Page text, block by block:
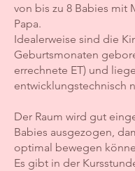
von bis zu 8 Babies mit
Papa.
Idealerweise sind die
Geburtsmonaten
errechnete ET) und
entwicklungstechnisch
Der Raum wird gut
Babies ausgezogen,
optimal bewegen
Es gibt in der